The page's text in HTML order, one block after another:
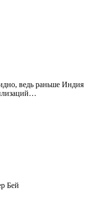
ведь раньше Индия
Бей